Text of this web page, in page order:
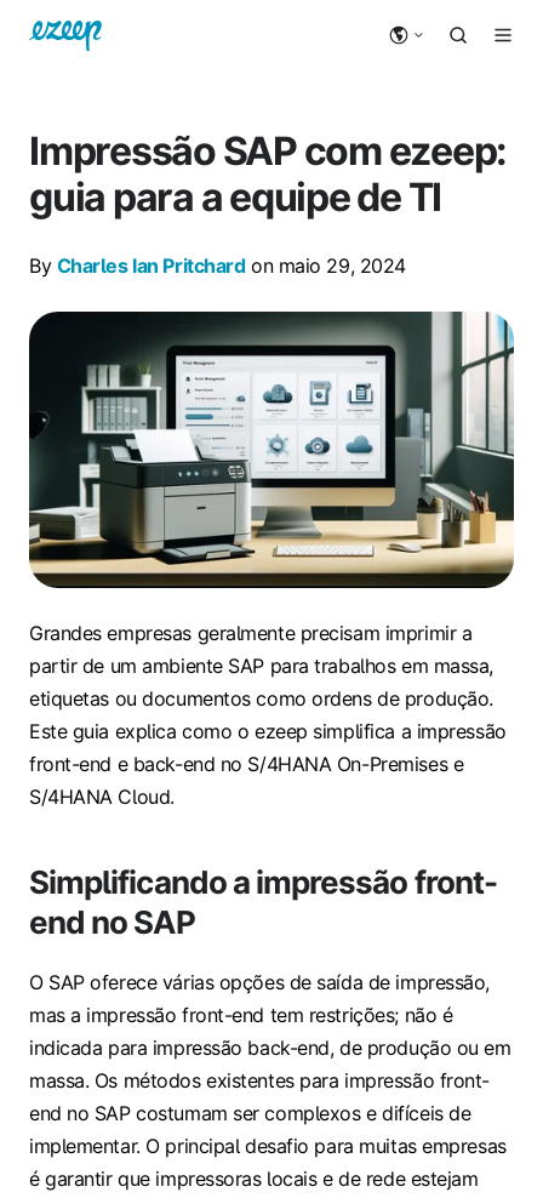
Impressão SAP com ezeep:
guia para a equipe de TI
By Charles Ian Pritchardon maio 29, 2024
Grandes empresas geralmente precisam imprimir a
partir de um ambiente SAP para trabalhos em massa,
etiquetas ou documentos como ordens de produção.
Este guia explica como o ezeep simplifica a impressão
front-end e back-end no S/4HANA On-Premises e
S/4HANA Cloud.
Simplificando a impressão front-
end no SAP
O SAP oferece várias opções de saída de impressão,
mas a impressão front-end tem restrições; não é
indicada para impressão back-end, de produção ou em
massa. Os métodos existentes para impressão front-
end no SAP costumam ser complexos e difíceis de
implementar. O principal desafio para muitas empresas
é garantir que impressoras locais e de rede estejam